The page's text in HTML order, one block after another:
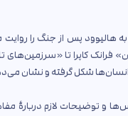
هالیوود پس از جنگ را روایت
کاپرا تا «سرزمین‌های
شکل گرفته و نشان
و توضیحات لازم دربارهٔ